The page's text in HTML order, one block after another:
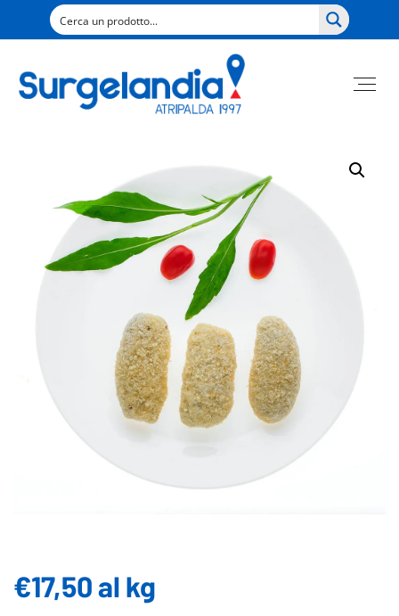
€17,50al kg